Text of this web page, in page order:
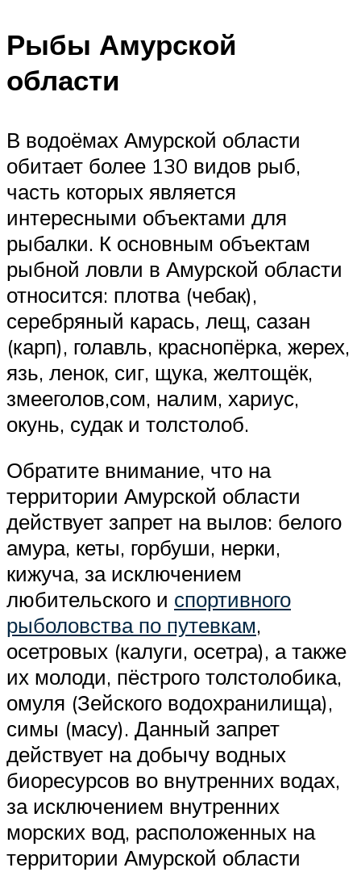
Рыбы Амурской
области
В водоёмах Амурской области
обитает более 130 видов рыб,
часть которых является
интересными объектами для
рыбалки. К основным объектам
рыбной ловли в Амурской области
относится: плотва (чебак),
серебряный карась, лещ, сазан
(карп), голавль, краснопёрка, жерех,
язь, ленок, сиг, щука, желтощёк,
змееголов,сом, налим, хариус,
окунь, судак и толстолоб.
Обратите внимание, что на
территории Амурской области
действует запрет на вылов: белого
амура, кеты, горбуши, нерки,
кижуча, за исключением
любительского и спортивного
рыболовства по путевкам,
осетровых (калуги, осетра), а также
их молоди, пёстрого толстолобика,
омуля (Зейского водохранилища),
симы (масу). Данный запрет
действует на добычу водных
биоресурсов во внутренних водах,
за исключением внутренних
морских вод, расположенных на
территории Амурской области